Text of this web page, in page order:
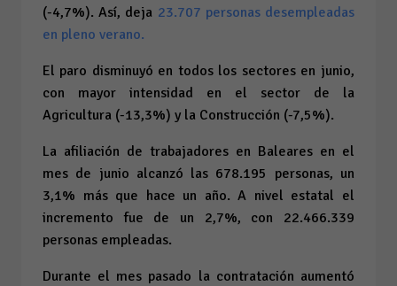
(-4,7%). Así, deja 23.707 personas desempleadas
en pleno verano.
El paro disminuyó en todos los sectores en junio,
con mayor intensidad en el sector de la
Agricultura (-13,3%) y la Construcción (-7,5%).
La afiliación de trabajadores en Baleares en el
mes de junio alcanzó las 678.195 personas, un
3,1% más que hace un año. A nivel estatal el
incremento fue de un 2,7%, con 22.466.339
personas empleadas.
Durante el mes pasado la contratación aumentó